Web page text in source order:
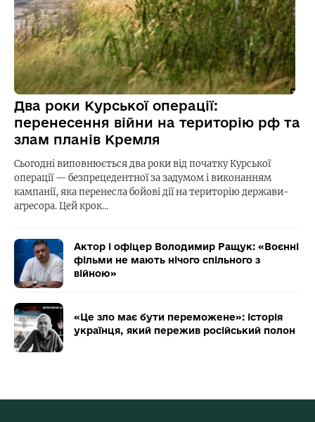
Два роки Курської операції:
перенесення війни на територію рф та
злам планів Кремля
Сьогодні виповнюється два роки від початку Курської
операції — безпрецедентної за задумом і виконанням
кампанії, яка перенесла бойові дії на територію держави-
агресора. Цей крок…
Актор і офіцер Володимир Ращук: «Воєнні
фільми не мають нічого спільного з
війною»
«Це зло має бути переможене»: історія
українця, який пережив російський полон